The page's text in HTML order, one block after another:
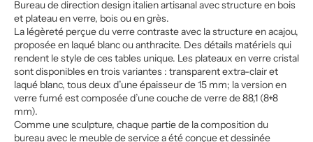
Bureau de direction design italien artisanal avec structure en bois
et plateau en verre, bois ou en grès.
La légèreté perçue du verre contraste avec la structure en acajou,
proposée en laqué blanc ou anthracite. Des détails matériels qui
rendent le style de ces tables unique. Les plateaux en verre cristal
sont disponibles en trois variantes : transparent extra-clair et
laqué blanc, tous deux d’une épaisseur de 15 mm; la version en
verre fumé est composée d’une couche de verre de 88,1 (8+8
mm).
Comme une sculpture, chaque partie de la composition du
bureau avec le meuble de service a été conçue et dessinée